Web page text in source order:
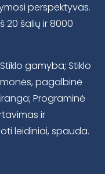
perspektyvas.
20 šalių ir 8000
Stiklo gamyba; Stiklo
pagalbinė
Programinė
ir
leidiniai, spauda.